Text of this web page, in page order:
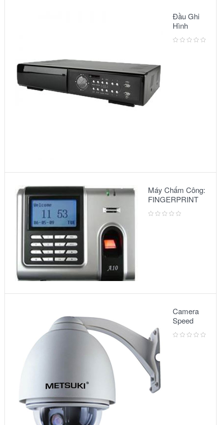
Đầu Ghi
Hình
Camera:
MODEL
Máy Chấm Công:
FINGERPRINT
A10
Camera
Speed
Dome:
Model